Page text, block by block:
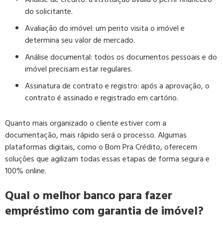
do solicitante.
Avaliação do imóvel:um perito visita o imóvel e
determina seu valor de mercado.
Análise documental: todos os documentos pessoais e do
imóvel precisam estar regulares.
Assinatura de contrato e registro:após a aprovação, o
contrato é assinado e registrado em cartório.
Quanto mais organizado o cliente estiver com a
documentação, mais rápido será o processo. Algumas
plataformas digitais, como o Bom Pra Crédito, oferecem
soluções que agilizam todas essas etapas de forma segura e
100% online.
Qual o melhor banco para fazer
empréstimo com garantia de imóvel?